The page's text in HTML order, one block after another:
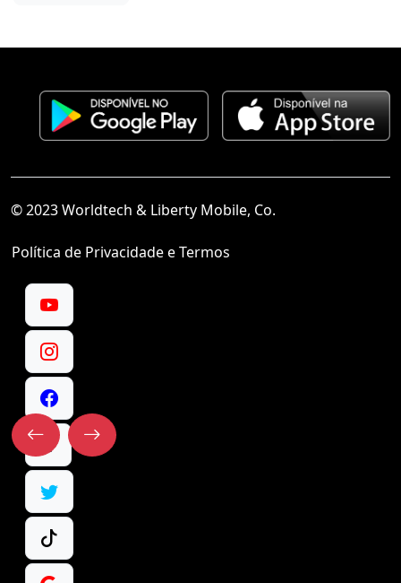
© 2023 Worldtech & Liberty Mobile, Co.
Política de Privacidade e Termos
@